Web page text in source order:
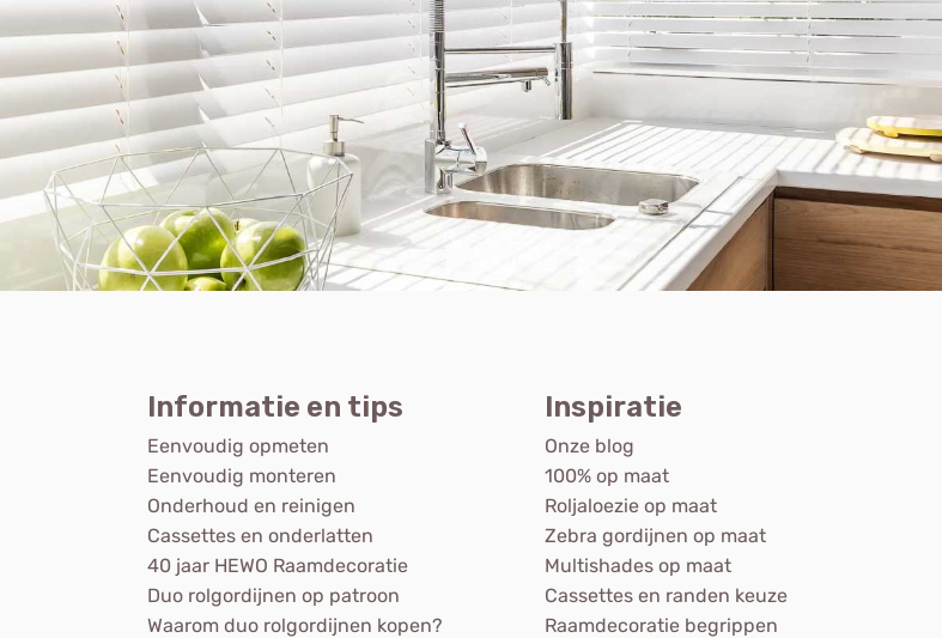
Informatie en tips
Eenvoudig opmeten
Eenvoudig monteren
Onderhoud en reinigen
Cassettes en onderlatten
40 jaar HEWO Raamdecoratie
Duo rolgordijnen op patroon
Waarom duo rolgordijnen kopen?
Inspiratie
Onze blog
100% op maat
Roljaloezie op maat
Zebra gordijnen op maat
Multishades op maat
Cassettes en randen keuze
Raamdecoratie begrippen